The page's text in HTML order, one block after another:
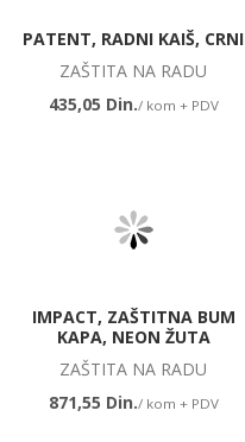
PATENT, RADNI KAIŠ, CRNI
ZAŠTITA NA RADU
435,05 Din./ kom + PDV
IMPACT, ZAŠTITNA BUM
KAPA, NEON ŽUTA
ZAŠTITA NA RADU
871,55 Din./ kom + PDV